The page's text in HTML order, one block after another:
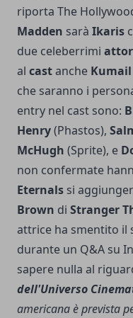
riporta The
Madden sarà Ikaris
due celeberrimi
al castanche
che saranno i
entry nel cast sono:
Henry(Phastos),
McHugh (Sprite), e
non confermate
Eternals si
Brown di Stranger
attrice ha smentito il
durante un Q&A su
sapere nulla al
dell'Universo
americana è prevista